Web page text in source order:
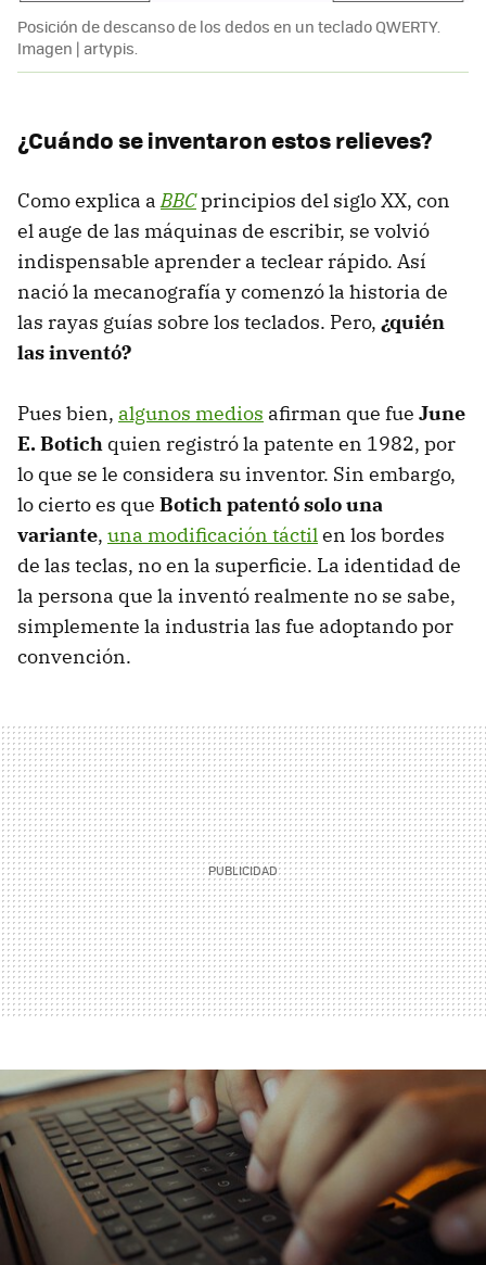
Posición de descanso de los dedos en un teclado QWERTY.
Imagen | artypis.
¿Cuándo se inventaron estos relieves?
Como explica aBBCprincipios del siglo XX, con
el auge de las máquinas de escribir, se volvió
indispensable aprender a teclear rápido. Así
nació la mecanografía y comenzó la historia de
las rayas guías sobre los teclados. Pero, ¿quién
las inventó?
Pues bien, algunos medios afirman que fue June
E. Botich quien registró la patente en 1982, por
lo que se le considera su inventor. Sin embargo,
lo cierto es que Botich patentó solo una
variante, una modificación táctilen los bordes
de las teclas, no en la superficie. La identidad de
la persona que la inventó realmente no se sabe,
simplemente la industria las fue adoptando por
convención.